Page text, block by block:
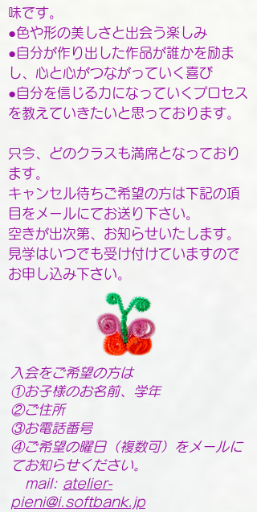
味です。
●色や形の美しさと出会う楽しみ
●自分が作り出した作品が誰かを励ま
し、心と心がつながっていく喜び
●自分を信じる力になっていくプロセス
を教えていきたいと思っております。
只今、どのクラスも満席となっており
ます。
キャンセル待ちご希望の方は下記の項
目をメールにてお送り下さい。
空きが出次第、お知らせいたします。
見学はいつでも受け付けていますので
お申し込み下さい。
入会をご希望の方は
①お子様のお名前、学年
②ご住所
③お電話番号
④ご希望の曜日（複数可）をメールに
てお知らせください。
mail: atelier-
pieni@i.softbank.jp